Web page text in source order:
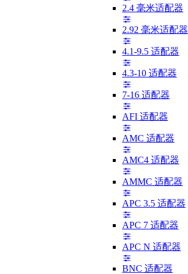
2.4 毫米适配器
2.92 毫米适配器
4.1-9.5 适配器
4.3-10 适配器
7-16 适配器
AFI 适配器
AMC 适配器
AMC4 适配器
AMMC 适配器
APC 3.5 适配器
APC 7 适配器
APC N 适配器
BNC 适配器